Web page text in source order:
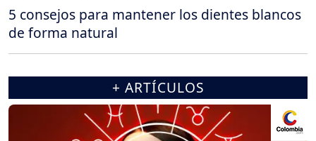
5 consejos para mantener los dientes blancos
de forma natural
+ ARTÍCULOS